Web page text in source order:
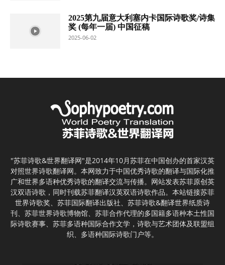
2025第九届意大利塞内卡国际诗歌奖/诗集
奖 (每年一届) 中国征稿
2025-06-02
"苏菲诗歌&世界翻译网"是2014年10月苏菲在中国创办的首家汉英
对照世界诗歌翻译网。本网致力于中国优秀诗歌的翻译与国际化推
广和世界多语种优秀诗歌的翻译交流与传播。网站发表苏菲原创英
汉双语诗歌，同时刊载苏菲翻译汉英双语诗歌作品。本站链接苏菲
世界诗歌奖、苏菲国际翻译出版社、苏菲诗歌&翻译世界纸质诗
刊、苏菲世界诗歌博物馆、苏菲合作代理的多国籍多语种本土性国
际诗歌赛事、苏菲多语种国际合作文学，诗歌与艺术团体及联盟组
织、多语种国际诗歌门户等。